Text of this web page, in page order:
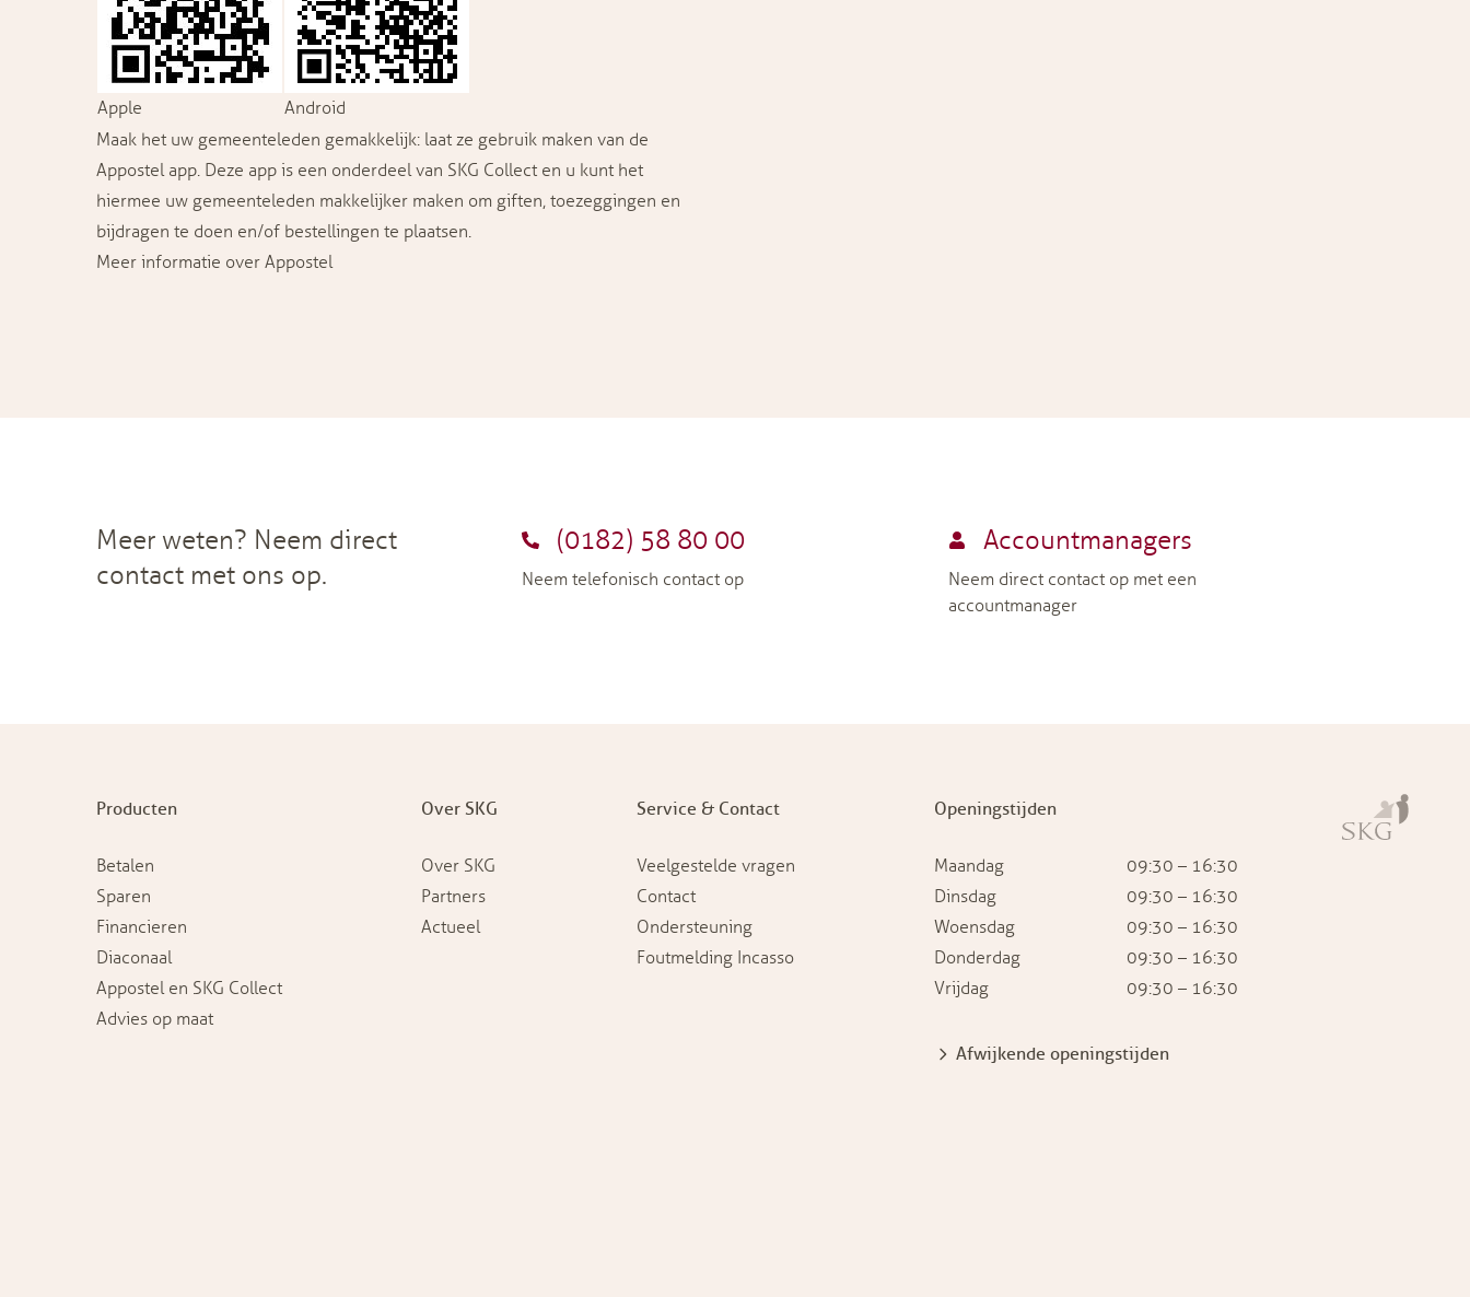
Apple
Android
Maak het uw gemeenteleden gemakkelijk: laat ze gebruik maken van de
Appostel app. Deze app is een onderdeel van SKG Collect en u kunt het
hiermee uw gemeenteleden makkelijker maken om giften, toezeggingen en
bijdragen te doen en/of bestellingen te plaatsen.
Meer informatie over Appostel
Meer weten? Neem direct
contact met ons op.
(0182) 58 80 00
Neem telefonisch contact op
Accountmanagers
Neem direct contact op met een
accountmanager
Producten
Betalen
Sparen
Financieren
Diaconaal
Appostel en SKG Collect
Advies op maat
Over SKG
Over SKG
Partners
Actueel
Service & Contact
Veelgestelde vragen
Contact
Ondersteuning
Foutmelding Incasso
Openingstijden
Maandag
09:30 – 16:30
Dinsdag
09:30 – 16:30
Woensdag
09:30 – 16:30
Donderdag
09:30 – 16:30
Vrijdag
09:30 – 16:30
Afwijkende openingstijden